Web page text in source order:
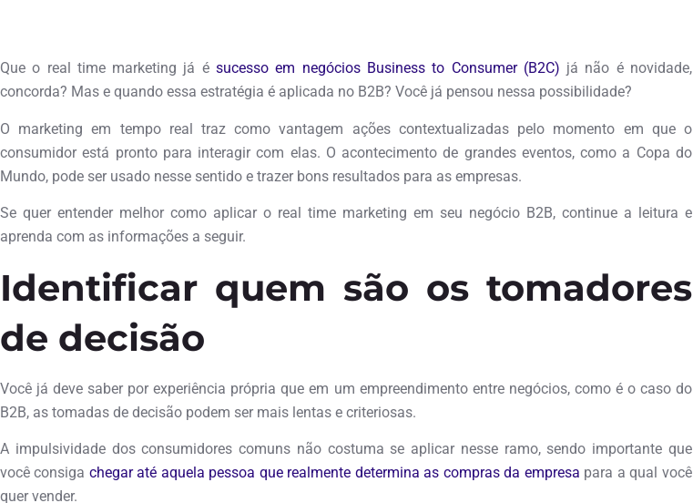
Que o real time marketing já ésucesso em negócios Business to Consumer (B2C) já não é novidade,
concorda? Mas e quando essa estratégia é aplicada no B2B? Você já pensou nessa possibilidade?
O marketing em tempo real traz como vantagem ações contextualizadas pelo momento em que o
consumidor está pronto para interagir com elas. O acontecimento de grandes eventos, como a Copa do
Mundo, pode ser usado nesse sentido e trazer bons resultados para as empresas.
Se quer entender melhor como aplicar o real time marketing em seu negócio B2B, continue a leitura e
aprenda com as informações a seguir.
Identificar quem são os tomadores
de decisão
Você já deve saber por experiência própria que em um empreendimento entre negócios, como é o caso do
B2B, as tomadas de decisão podem ser mais lentas e criteriosas.
A impulsividade dos consumidores comuns não costuma se aplicar nesse ramo, sendo importante que
você consiga chegar até aquela pessoa que realmente determina as compras da empresa para a qual você
quer vender.